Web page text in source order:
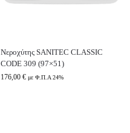
Νεροχύτης SANITEC CLASSIC
CODE 309 (97×51)
176,00 € με Φ.Π.Α 24%